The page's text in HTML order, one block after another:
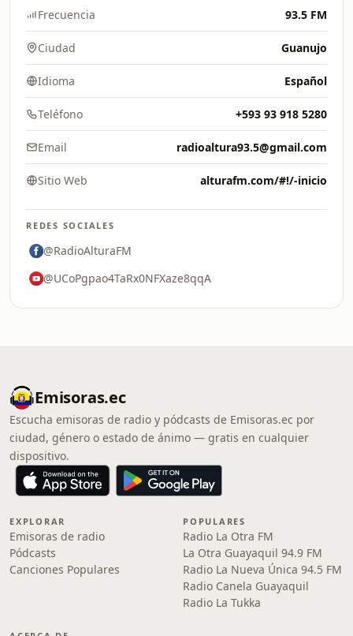
Frecuencia 93.5 FM
Ciudad Guanujo
Idioma Español
Teléfono +593 93 918 5280
Email radioaltura93.5@gmail.com
Sitio Web alturafm.com/#!/-inicio
REDES SOCIALES
@RadioAlturaFM
@UCoPgpao4TaRx0NFXaze8qqA
Emisoras.ec
Escucha emisoras de radio y pódcasts de Emisoras.ec por
ciudad, género o estado de ánimo — gratis en cualquier
dispositivo.
EXPLORAR
Emisoras de radio
Pódcasts
Canciones Populares
POPULARES
Radio La Otra FM
La Otra Guayaquil 94.9 FM
Radio La Nueva Única 94.5 FM
Radio Canela Guayaquil
Radio La Tukka